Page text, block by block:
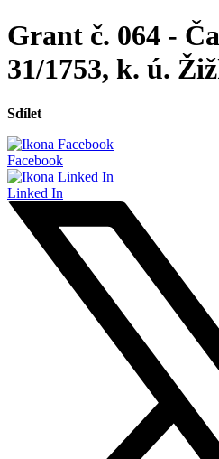
Grant č. 064 -
31/1753, k. ú.
Sdílet
Facebook
Linked In